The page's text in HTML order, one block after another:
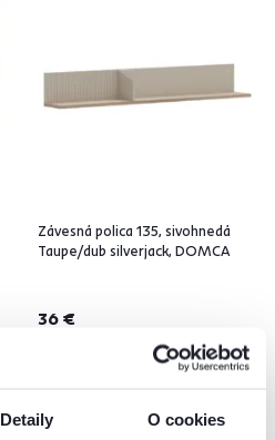
Detaily O cookies
Závesná polica 135, sivohnedá
Taupe/dub silverjack, DOMCA
36 €